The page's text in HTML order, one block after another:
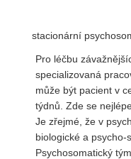
stacionární
Pro léčbu
specializovaná
může být pacient v
týdnů. Zde se
Je zřejmé, že v
biologické a psycho-
Psychosomatický